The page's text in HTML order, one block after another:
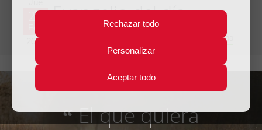
Rechazar todo
Personalizar
Aceptar todo
23
2023
Evangelio del día
Séptima semana del T.O. - Inicio de la Cuaresma
“El que quiera